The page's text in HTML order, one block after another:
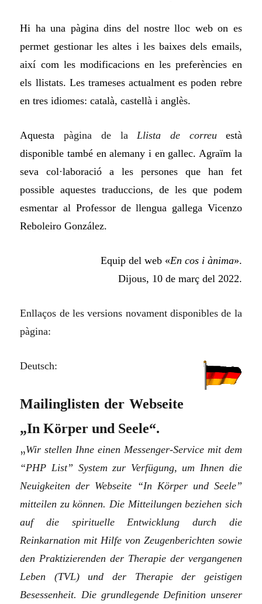
Hi ha una pàgina dins del nostre lloc web on es
permet gestionar les altes i les baixes dels emails,
així com les modificacions en les preferències en
els llistats. Les trameses actualment es poden rebre
en tres idiomes: català, castellà i anglès.
Aquesta pàgina de la Llista de correu
està
disponible també en alemany i en gallec. Agraïm la
seva col·laboració a les persones que han fet
possible aquestes traduccions, de les que podem
esmentar al Professor de llengua gallega Vicenzo
Reboleiro González.
Equip del web «En cos i ànima».
Dijous, 10 de març del 2022.
Enllaços de les versions novament disponibles de la
pàgina:
Deutsch:
Mailinglisten der Webseite
„In Körper und Seele“.
„Wir stellen Ihne einen Messenger-Service mit dem
“PHP List” System zur Verfügung, um Ihnen die
Neuigkeiten der Webseite “In Körper und Seele”
mitteilen zu können. Die Mitteilungen beziehen sich
auf die spirituelle Entwicklung durch die
Reinkarnation mit Hilfe von Zeugenberichten sowie
den Praktizierenden der Therapie der vergangenen
Leben (TVL) und der Therapie der geistigen
Besessenheit. Die grundlegende Definition unserer